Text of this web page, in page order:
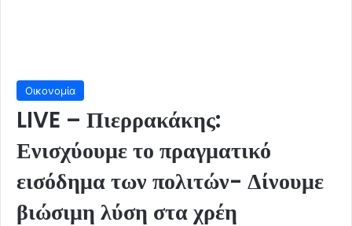
Οικονομία
LIVE – Πιερρακάκης:
Ενισχύουμε το πραγματικό
εισόδημα των πολιτών- Δίνουμε
βιώσιμη λύση στα χρέη